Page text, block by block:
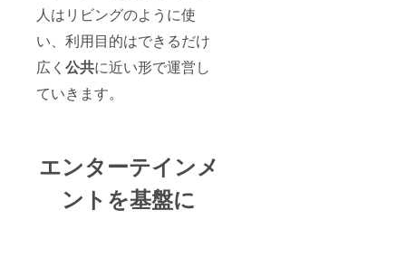
人はリビングのように使
い、利用目的はできるだけ
広く 公共に近い形で運営し
ていきます。
エンターテインメ
ントを基盤に